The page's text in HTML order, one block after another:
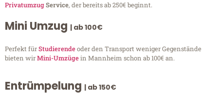
PrivatumzugService, der bereits ab 250€ beginnt.
Mini Umzug | ab 100€
Perfekt fürStudierendeoder den Transport weniger Gegenstände
bieten wirMini-Umzügein Mannheim schon ab 100€ an.
Entrümpelung | ab 150€